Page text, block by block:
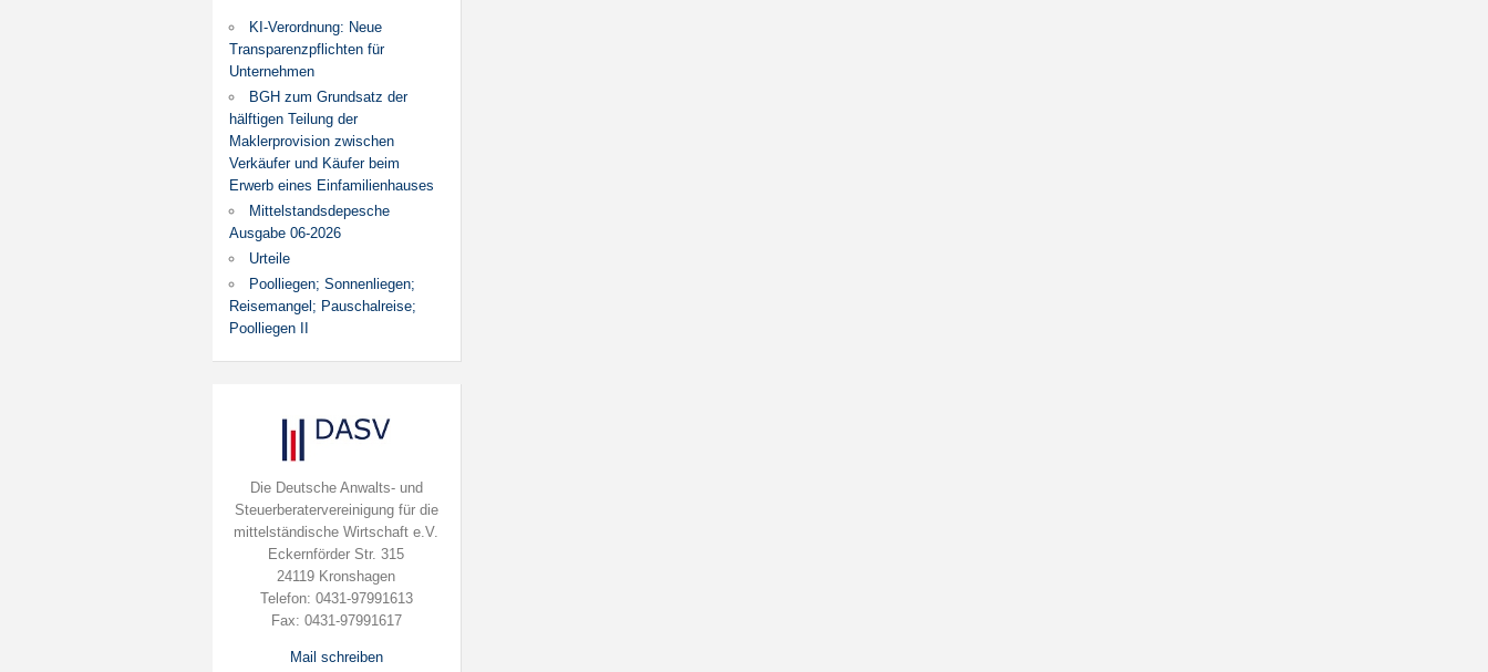
KI-Verordnung: Neue
Transparenzpflichten für
Unternehmen
BGH zum Grundsatz der
hälftigen Teilung der
Maklerprovision zwischen
Verkäufer und Käufer beim
Erwerb eines Einfamilienhauses
Mittelstandsdepesche
Ausgabe 06-2026
Urteile
Poolliegen; Sonnenliegen;
Reisemangel; Pauschalreise;
Poolliegen II
Die Deutsche Anwalts- und
Steuerberatervereinigung für die
mittelständische Wirtschaft e.V.
Eckernförder Str. 315
24119 Kronshagen
Telefon: 0431-97991613
Fax: 0431-97991617
Mail schreiben